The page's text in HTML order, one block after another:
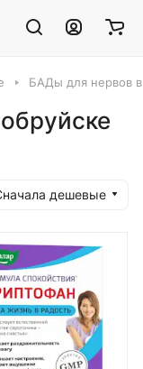
БАДы для нервов
дешевые